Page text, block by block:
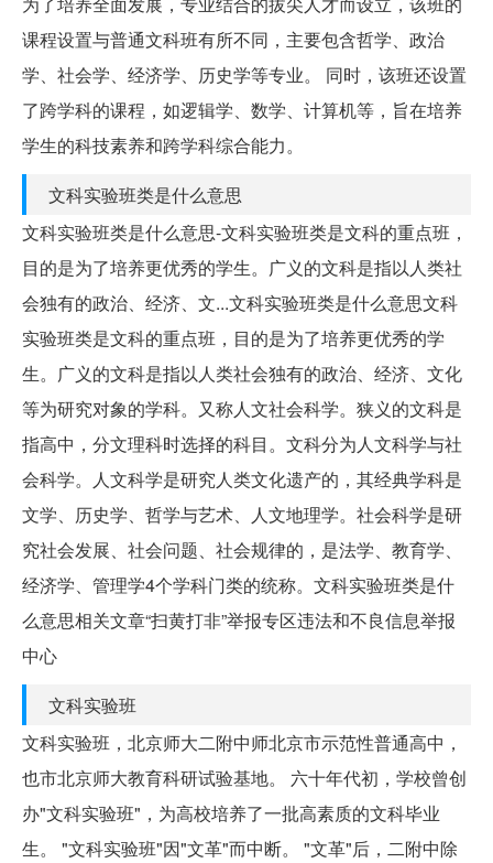
课程设置与普通文科班有所不同，主要包含哲学、政治
学、社会学、经济学、历史学等专业。 同时，该班还设置
了跨学科的课程，如逻辑学、数学、计算机等，旨在培养
学生的科技素养和跨学科综合能力。
文科实验班类是什么意思
文科实验班类是什么意思-文科实验班类是文科的重点班，
目的是为了培养更优秀的学生。广义的文科是指以人类社
会独有的政治、经济、文...文科实验班类是什么意思文科
实验班类是文科的重点班，目的是为了培养更优秀的学
生。广义的文科是指以人类社会独有的政治、经济、文化
等为研究对象的学科。又称人文社会科学。狭义的文科是
指高中，分文理科时选择的科目。文科分为人文科学与社
会科学。人文科学是研究人类文化遗产的，其经典学科是
文学、历史学、哲学与艺术、人文地理学。社会科学是研
究社会发展、社会问题、社会规律的，是法学、教育学、
经济学、管理学4个学科门类的统称。文科实验班类是什
么意思相关文章“扫黄打非”举报专区违法和不良信息举报
中心
文科实验班
文科实验班，北京师大二附中师北京市示范性普通高中，
也市北京师大教育科研试验基地。 六十年代初，学校曾创
办"文科实验班"，为高校培养了一批高素质的文科毕业
生。 "文科实验班"因"文革"而中断。 "文革"后，二附中除